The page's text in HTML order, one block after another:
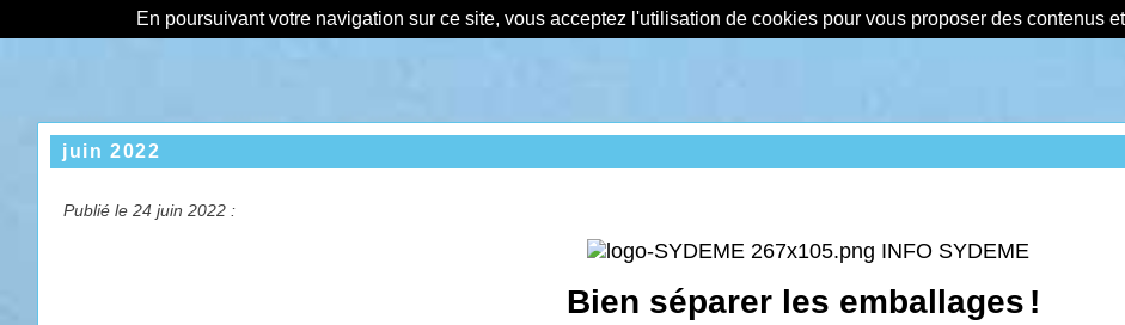
En poursuivant votre navigation sur ce site, vous acceptez l'utilisation de cookies pour vous proposer des contenus
juin 2022
Publié le 24 juin 2022 :
INFO SYDEME
Bien séparer les emballages !